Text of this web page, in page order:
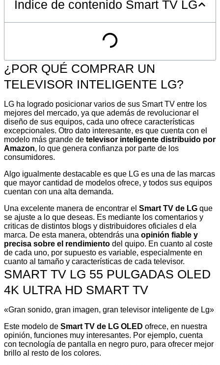
Indice de contenido Smart TV LG
¿POR QUÉ COMPRAR UN
TELEVISOR INTELIGENTE LG?
LG ha logrado posicionar varios de sus Smart TV entre los
mejores del mercado, ya que además de revolucionar el
diseño de sus equipos, cada uno ofrece características
excepcionales. Otro dato interesante, es que cuenta con el
modelo más grande de televisor inteligente distribuido por
Amazon, lo que genera confianza por parte de los
consumidores.
Algo igualmente destacable es que LG es una de las marcas
que mayor cantidad de modelos ofrece, y todos sus equipos
cuentan con una alta demanda.
Una excelente manera de encontrar el Smart TV de LG que
se ajuste a lo que deseas. Es mediante los comentarios y
criticas de distintos blogs y distribuidores oficiales d ela
marca. De esta manera, obtendrás una opinión fiable y
precisa sobre el rendimiento del quipo. En cuanto al coste
de cada uno, por supuesto es variable, especialmente en
cuanto al tamaño y características de cada televisor.
SMART TV LG 55 PULGADAS OLED
4K ULTRA HD SMART TV
«Gran sonido, gran imagen, gran televisor inteligente de Lg»
Este modelo de Smart TV de LG OLED ofrece, en nuestra
opinión, funciones muy interesantes. Por ejemplo, cuenta
con tecnología de pantalla en negro puro, para ofrecer mejor
brillo al resto de los colores.